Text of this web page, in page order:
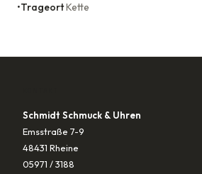
•TrageortKette
Schmidt Schmuck & Uhren
Emsstraße 7-9
48431 Rheine
05971 / 3188